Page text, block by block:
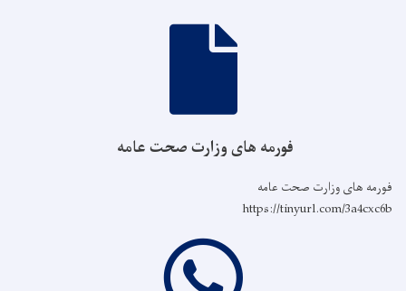
فورمه های وزارت صحت عامه
فورمه های وزارت صحت عامه
https://tinyurl.com/3a4cxc6b